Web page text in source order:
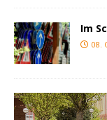
Im
08.